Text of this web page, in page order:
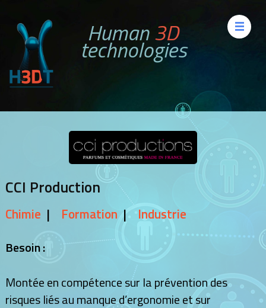
Human3D
technologies
contenu
(Pressez
Entrée)
CCI Production
Chimie Formation Industrie
Besoin :
Montée en compétence sur la prévention des
risques liés au manque d’ergonomie et sur